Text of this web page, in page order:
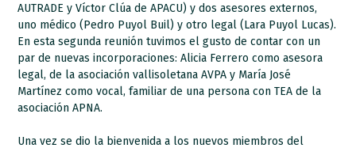
AUTRADE y Víctor Clúa de APACU) y dos asesores externos,
uno médico (Pedro Puyol Buil) y otro legal (Lara Puyol Lucas).
En esta segunda reunión tuvimos el gusto de contar con un
par de nuevas incorporaciones: Alicia Ferrero como asesora
legal, de la asociación vallisoletana AVPA y María José
Martínez como vocal, familiar de una persona con TEA de la
asociación APNA.
Una vez se dio la bienvenida a los nuevos miembros del